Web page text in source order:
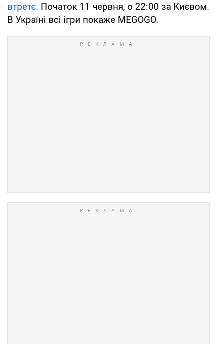
втретє. Початок 11 червня, о 22:00 за Києвом.
В Україні всі ігри покаже MEGOGO.